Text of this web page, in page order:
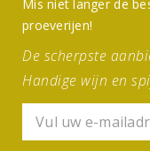
Mis niet langer de
proeverijen!
De scherpste
Handige wijn en